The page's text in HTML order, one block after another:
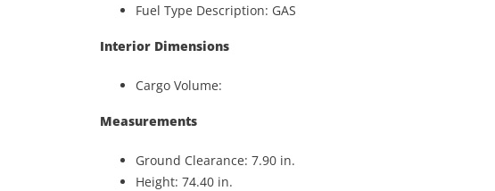
Fuel Type Description: GAS
Interior Dimensions
Cargo Volume:
Measurements
Ground Clearance: 7.90 in.
Height: 74.40 in.